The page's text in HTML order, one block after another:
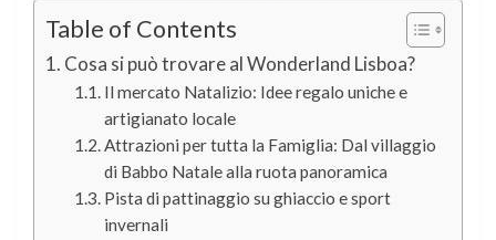
Table of Contents
Cosa si può trovare al Wonderland Lisboa?
Il mercato Natalizio: Idee regalo uniche e
artigianato locale
Attrazioni per tutta la Famiglia: Dal villaggio
di Babbo Natale alla ruota panoramica
Pista di pattinaggio su ghiaccio e sport
invernali